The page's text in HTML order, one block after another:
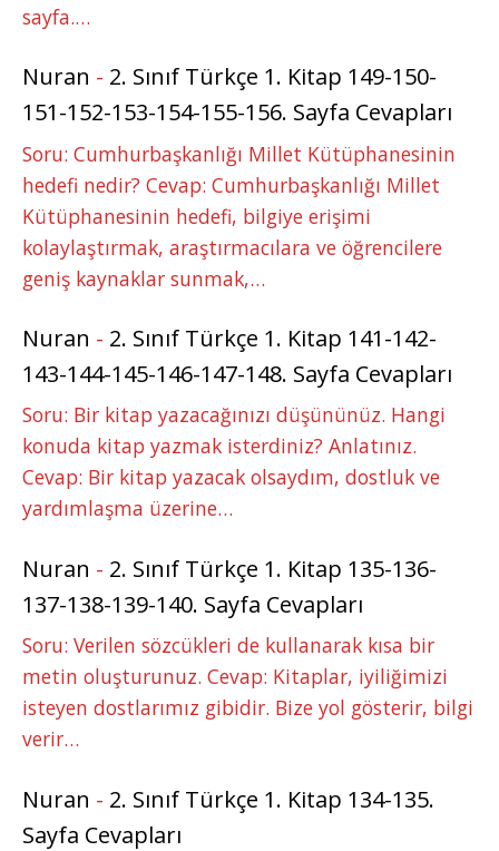
sayfa.…
Nuran - 2. Sınıf Türkçe 1. Kitap 149-150-
151-152-153-154-155-156. Sayfa Cevapları
Soru: Cumhurbaşkanlığı Millet Kütüphanesinin
hedefi nedir? Cevap: Cumhurbaşkanlığı Millet
Kütüphanesinin hedefi, bilgiye erişimi
kolaylaştırmak, araştırmacılara ve öğrencilere
geniş kaynaklar sunmak,…
Nuran - 2. Sınıf Türkçe 1. Kitap 141-142-
143-144-145-146-147-148. Sayfa Cevapları
Soru: Bir kitap yazacağınızı düşününüz. Hangi
konuda kitap yazmak isterdiniz? Anlatınız.
Cevap: Bir kitap yazacak olsaydım, dostluk ve
yardımlaşma üzerine…
Nuran - 2. Sınıf Türkçe 1. Kitap 135-136-
137-138-139-140. Sayfa Cevapları
Soru: Verilen sözcükleri de kullanarak kısa bir
metin oluşturunuz. Cevap: Kitaplar, iyiliğimizi
isteyen dostlarımız gibidir. Bize yol gösterir, bilgi
verir…
Nuran - 2. Sınıf Türkçe 1. Kitap 134-135.
Sayfa Cevapları